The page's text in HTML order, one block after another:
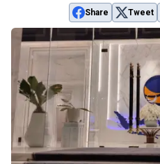
Share Tweet